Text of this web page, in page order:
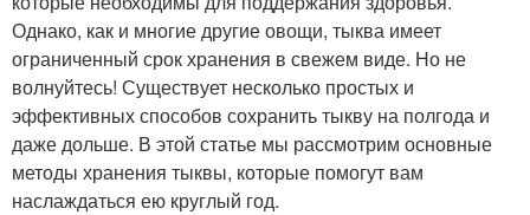
Однако, как и многие другие овощи, тыква имеет
ограниченный срок хранения в свежем виде. Но не
волнуйтесь! Существует несколько простых и
эффективных способов сохранить тыкву на полгода и
даже дольше. В этой статье мы рассмотрим основные
методы хранения тыквы, которые помогут вам
наслаждаться ею круглый год.